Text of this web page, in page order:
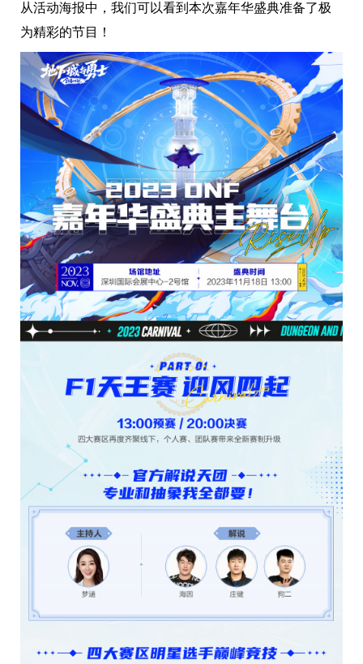
从活动海报中，我们可以看到本次嘉年华盛典准备了极
为精彩的节目！